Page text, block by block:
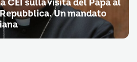
CEI sulla visita del Papa al
Un mandato